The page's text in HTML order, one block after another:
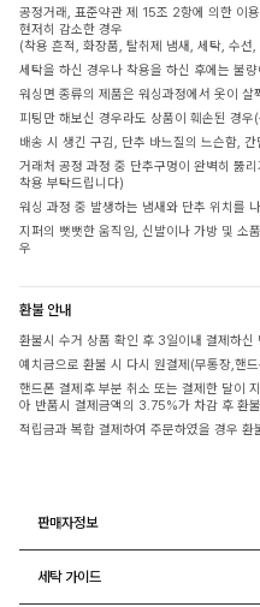
공정거래, 표준약관 제 15조 2항에 의한 이
현저히 감소한 경우
(착용 흔적, 화장품, 탈취제 냄새, 세탁, 수선,
세탁을 하신 경우나 착용을 하신 후에는 불
워싱면 종류의 제품은 워싱과정에서 옷이 살
피팅만 해보신 경우라도 상품이 훼손된 경우
배송 시 생긴 구김, 단추 바느질의 느슨함,
거래처 공정 과정 중 단추구멍이 완벽히 뚫
착용 부탁드립니다)
워싱 과정 중 발생하는 냄새와 단추 위치를
지퍼의 뻣뻣한 움직임, 신발이나 가방 및 소
우
환불 안내
환불시 수거 상품 확인 후 3일이내 결제하신
예치금으로 환불 시 다시 원결제(무통장,핸
핸드폰 결제후 부분 취소 또는 결제한 달이
아 반품시 결제금액의 3.75%가 차감 후 환
적립금과 복합 결제하여 주문하였을 경우 환
판매자정보
세탁 가이드